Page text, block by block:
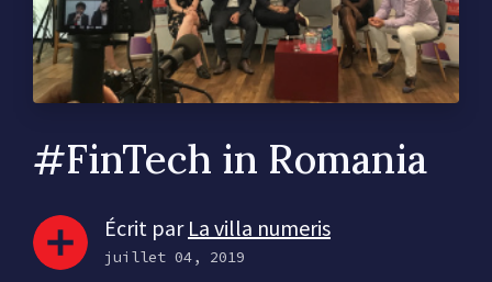
#FinTech in Romania
Écrit par La villa numeris
juillet 04, 2019